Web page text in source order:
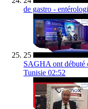
de gastro -
25
SAGHA ont débuté
Tunisie 02:52